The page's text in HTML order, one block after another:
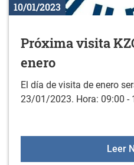
10/01/2023
Próxima visita
enero
El día de visita de enero
23/01/2023. Hora: 09:00 -
Leer